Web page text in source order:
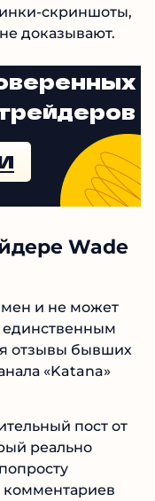
мониторинга
его
реальности
и не может
у ТГ-канала
пост